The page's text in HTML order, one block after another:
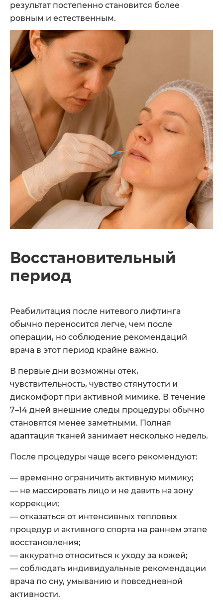
результат постепенно становится более
ровным и естественным.
Восстановительный
период
Реабилитация после нитевого лифтинга
обычно переносится легче, чем после
операции, но соблюдение рекомендаций
врача в этот период крайне важно.
В первые дни возможны отек,
чувствительность, чувство стянутости и
дискомфорт при активной мимике. В течение
7–14 дней внешние следы процедуры обычно
становятся менее заметными. Полная
адаптация тканей занимает несколько недель.
После процедуры чаще всего рекомендуют:
— временно ограничить активную мимику;
— не массировать лицо и не давить на зону
коррекции;
— отказаться от интенсивных тепловых
процедур и активного спорта на раннем этапе
восстановления;
— аккуратно относиться к уходу за кожей;
— соблюдать индивидуальные рекомендации
врача по сну, умыванию и повседневной
активности.